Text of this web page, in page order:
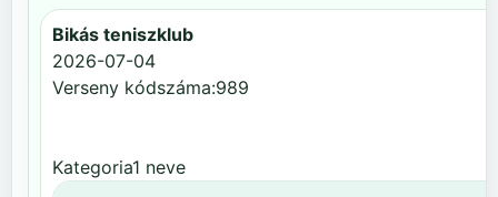
Bikás teniszklub
2026-07-04
Verseny kódszáma:989
Kategoria1 neve